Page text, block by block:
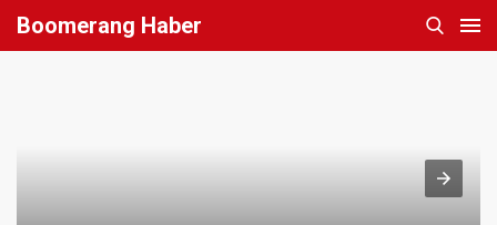
Boomerang Haber